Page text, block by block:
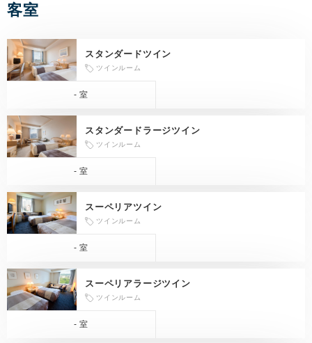
客室
スタンダードツイン
ツインルーム
- 室
スタンダードラージツイン
ツインルーム
- 室
スーペリアツイン
ツインルーム
- 室
スーペリアラージツイン
ツインルーム
- 室